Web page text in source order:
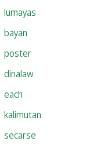
lumayas
bayan
poster
dinalaw
each
kalimutan
secarse